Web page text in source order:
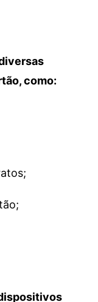
como: